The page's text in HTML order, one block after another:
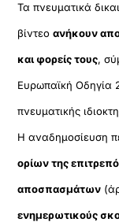
Τα πνευματικά
βίντεοανήκουν
και φορείς τους,
Ευρωπαϊκή Οδηγία
πνευματικής
Η αναδημοσίευση
ορίων της
αποσπασμάτων
ενημερωτικούς